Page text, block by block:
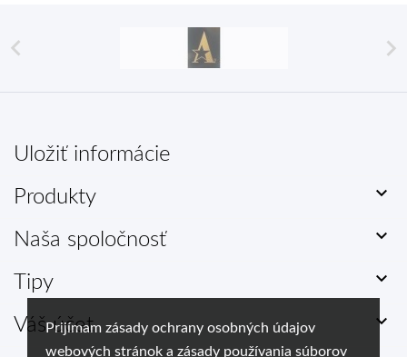
Prijímam zásady ochrany osobných údajov
webových stránok a zásady používania súborov
 
Uložiť informácie
Produkty

Naša spoločnosť 
Tipy 
Váš účet 